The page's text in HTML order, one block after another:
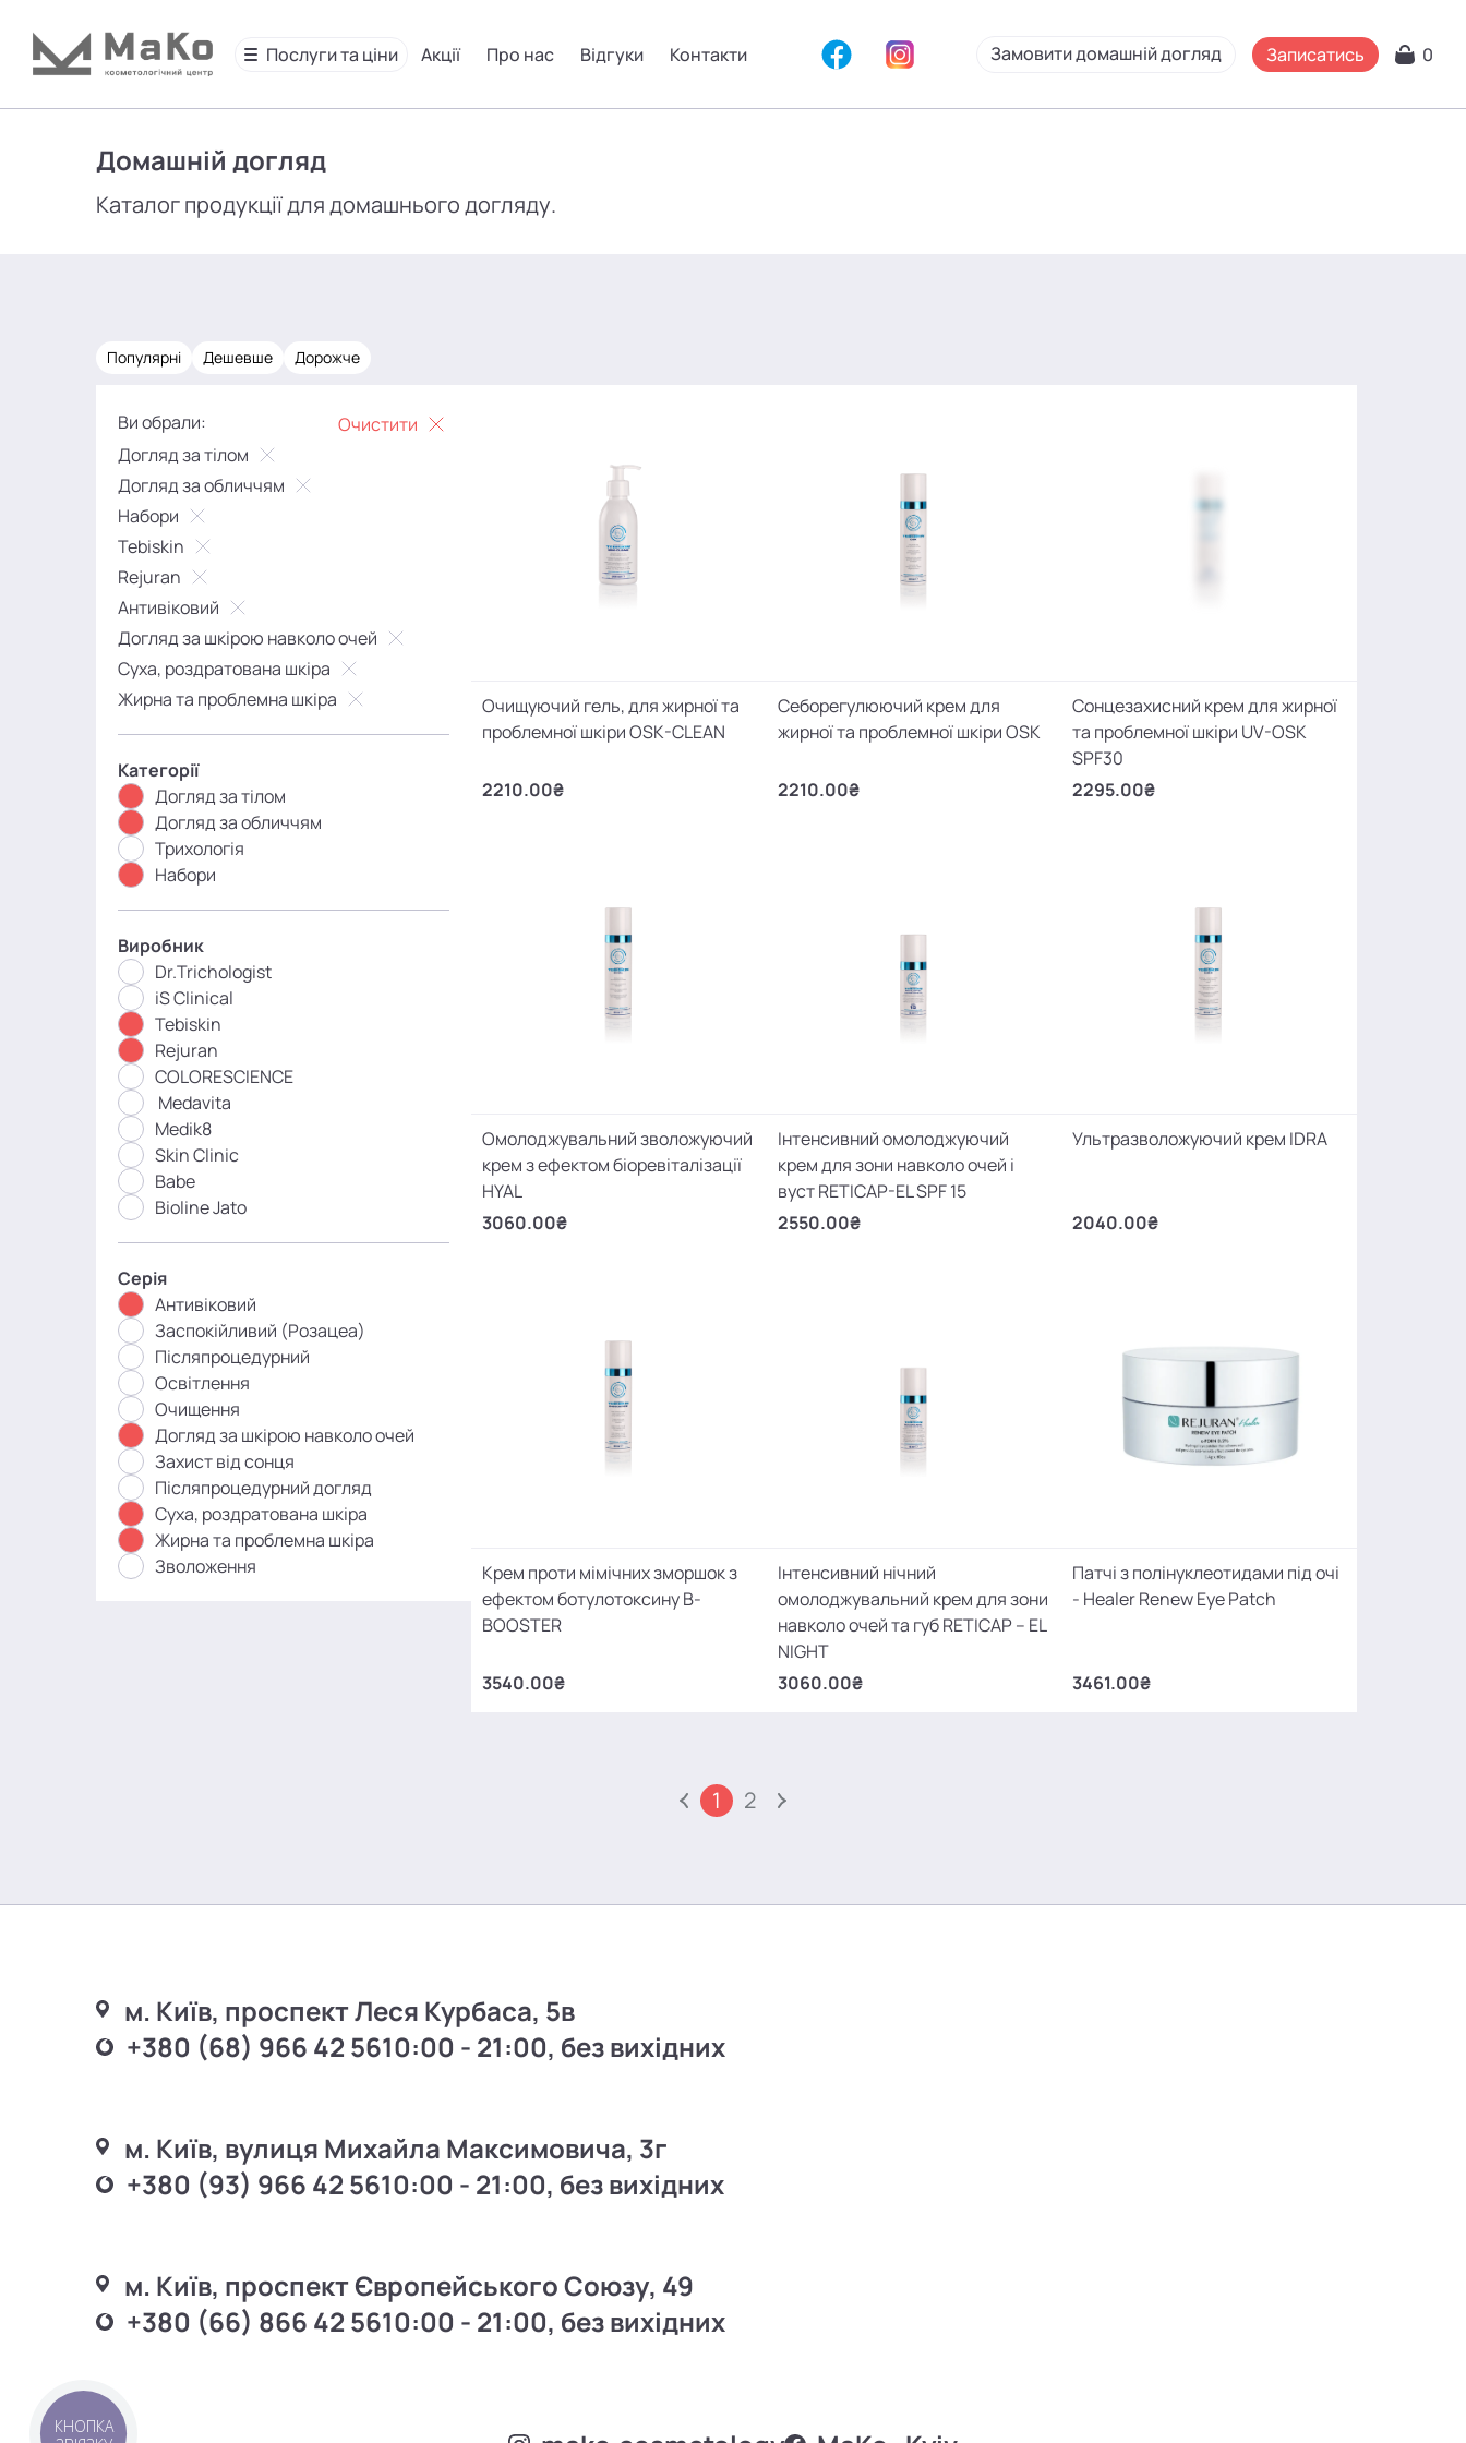
Послуги та ціни Акції Про нас Відгуки Контакти Замовити домашній догляд Записатись 0
Домашній догляд
Каталог продукції для домашнього догляду.
Популярні Дешевше Дорожче
Ви обрали:
Очистити
Догляд за тілом
Догляд за обличчям
Набори
Tebiskin
Rejuran
Антивіковий
Догляд за шкірою навколо очей
Суха, роздратована шкіра
Жирна та проблемна шкіра
Категорії
Догляд за тілом
Догляд за обличчям
Трихологія
Набори
Виробник
Dr.Trichologist
iS Clinical
Tebiskin
Rejuran
COLORESCIENCE
Medavita
Medik8
Skin Clinic
Babe
Bioline Jato
Серія
Антивіковий
Заспокійливий (Розацеа)
Післяпроцедурний
Освітлення
Очищення
Догляд за шкірою навколо очей
Захист від сонця
Післяпроцедурний догляд
Суха, роздратована шкіра
Жирна та проблемна шкіра
Зволоження
Очищуючий гель, для жирної та
проблемної шкіри OSK-CLEAN
2210.00₴
Себорегулюючий крем для
жирної та проблемної шкіри OSK
2210.00₴
Сонцезахисний крем для жирної
та проблемної шкіри UV-OSK
SPF30
2295.00₴
Омолоджувальний зволожуючий
крем з ефектом біоревіталізації
HYAL
3060.00₴
Інтенсивний омолоджуючий
крем для зони навколо очей і
вуст RETICAP-EL SPF 15
2550.00₴
Ультразволожуючий крем IDRA
2040.00₴
Крем проти мімічних зморшок з
ефектом ботулотоксину B-
BOOSTER
3540.00₴
Інтенсивний нічний
омолоджувальний крем для зони
навколо очей та губ RETICAP – EL
NIGHT
3060.00₴
Патчі з полінуклеотидами під очі
- Healer Renew Eye Patch
3461.00₴
1 2
м. Київ, проспект Леся Курбаса, 5в
+380 (68) 966 42 5610:00 - 21:00, без вихідних
м. Київ, вулиця Михайла Максимовича, 3г
+380 (93) 966 42 5610:00 - 21:00, без вихідних
м. Київ, проспект Європейського Союзу, 49
+380 (66) 866 42 5610:00 - 21:00, без вихідних
КНОПКА